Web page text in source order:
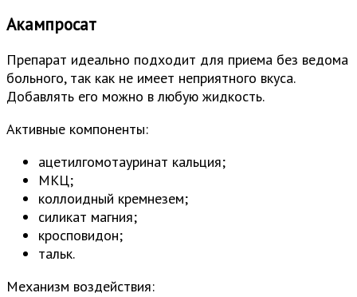
Акампросат
Препарат идеально подходит для приема без ведома
больного, так как не имеет неприятного вкуса.
Добавлять его можно в любую жидкость.
Активные компоненты:
ацетилгомотауринат кальция;
МКЦ;
коллоидный кремнезем;
силикат магния;
кросповидон;
тальк.
Механизм воздействия: